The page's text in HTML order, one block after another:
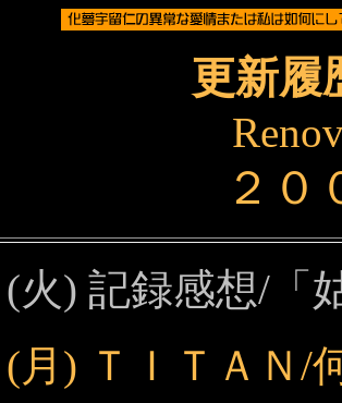
更新履
２０
(火) 記録感想/「
(月) ＴＩＴＡＮ/